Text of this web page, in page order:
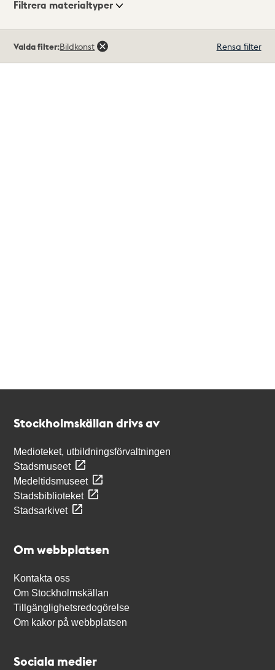
Visningsläge
Filtrera materialtyper
träffar
Valda filter:Bildkonst Rensa filter
Stockholmskällan drivs av
Medioteket, utbildningsförvaltningen
Stadsmuseet
Medeltidsmuseet
Stadsbiblioteket
Stadsarkivet
Om webbplatsen
Kontakta oss
Om Stockholmskällan
Tillgänglighetsredogörelse
Om kakor på webbplatsen
Sociala medier